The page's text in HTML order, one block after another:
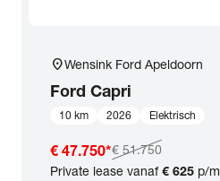
location_onWensink Ford Apeldoorn
Ford Capri
10 km 2026 Elektrisch
€ 47.750*€ 51.750
Private lease vanaf€ 625 p/m